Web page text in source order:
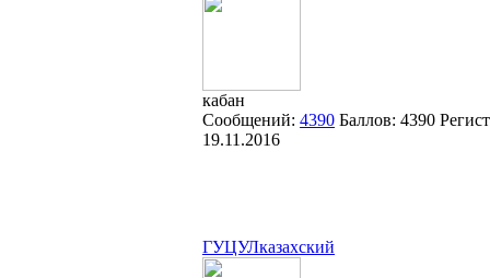
кабан
Сообщений: 4390 Баллов: 4390
19.11.2016
ГУЦУЛказахский